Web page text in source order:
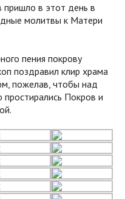
в этот день в
молитвы к Матери
пения покрову
поздравил клир храма
пожелав, чтобы над
простирались Покров и